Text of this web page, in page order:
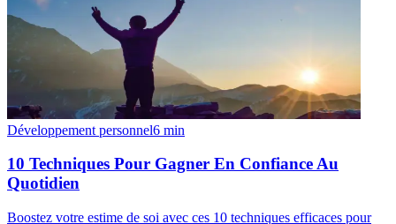
Développement personnel6 min
10 Techniques Pour Gagner En Confiance Au
Quotidien
Boostez votre estime de soi avec ces 10 techniques efficaces pour